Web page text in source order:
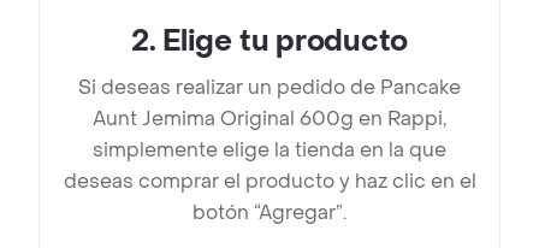
2. Elige tu producto
Si deseas realizar un pedido de Pancake
Aunt Jemima Original 600g en Rappi,
simplemente elige la tienda en la que
deseas comprar el producto y haz clic en el
botón “Agregar”.